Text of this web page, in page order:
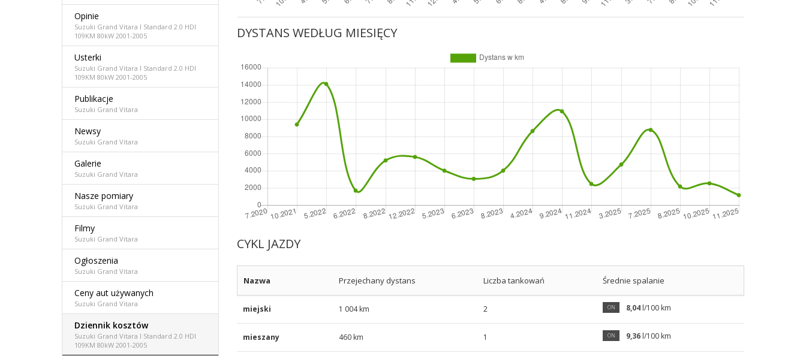
DYSTANS WEDŁUG MIESIĘCY
CYKL JAZDY
Nazwa Przejechany dystans Liczba tankowań Średnie spalanie
miejski 1 004 km 2 ON 8,04 l/100 km
mieszany 460 km 1 ON 9,36 l/100 km
Opinie
Suzuki Grand Vitara I Standard 2.0 HDI
109KM 80kW 2001-2005
Usterki
Suzuki Grand Vitara I Standard 2.0 HDI
109KM 80kW 2001-2005
Publikacje
Suzuki Grand Vitara
Newsy
Suzuki Grand Vitara
Galerie
Suzuki Grand Vitara
Nasze pomiary
Suzuki Grand Vitara
Filmy
Suzuki Grand Vitara
Ogłoszenia
Suzuki Grand Vitara
Ceny aut używanych
Suzuki Grand Vitara
Dziennik kosztów
Suzuki Grand Vitara I Standard 2.0 HDI
109KM 80kW 2001-2005